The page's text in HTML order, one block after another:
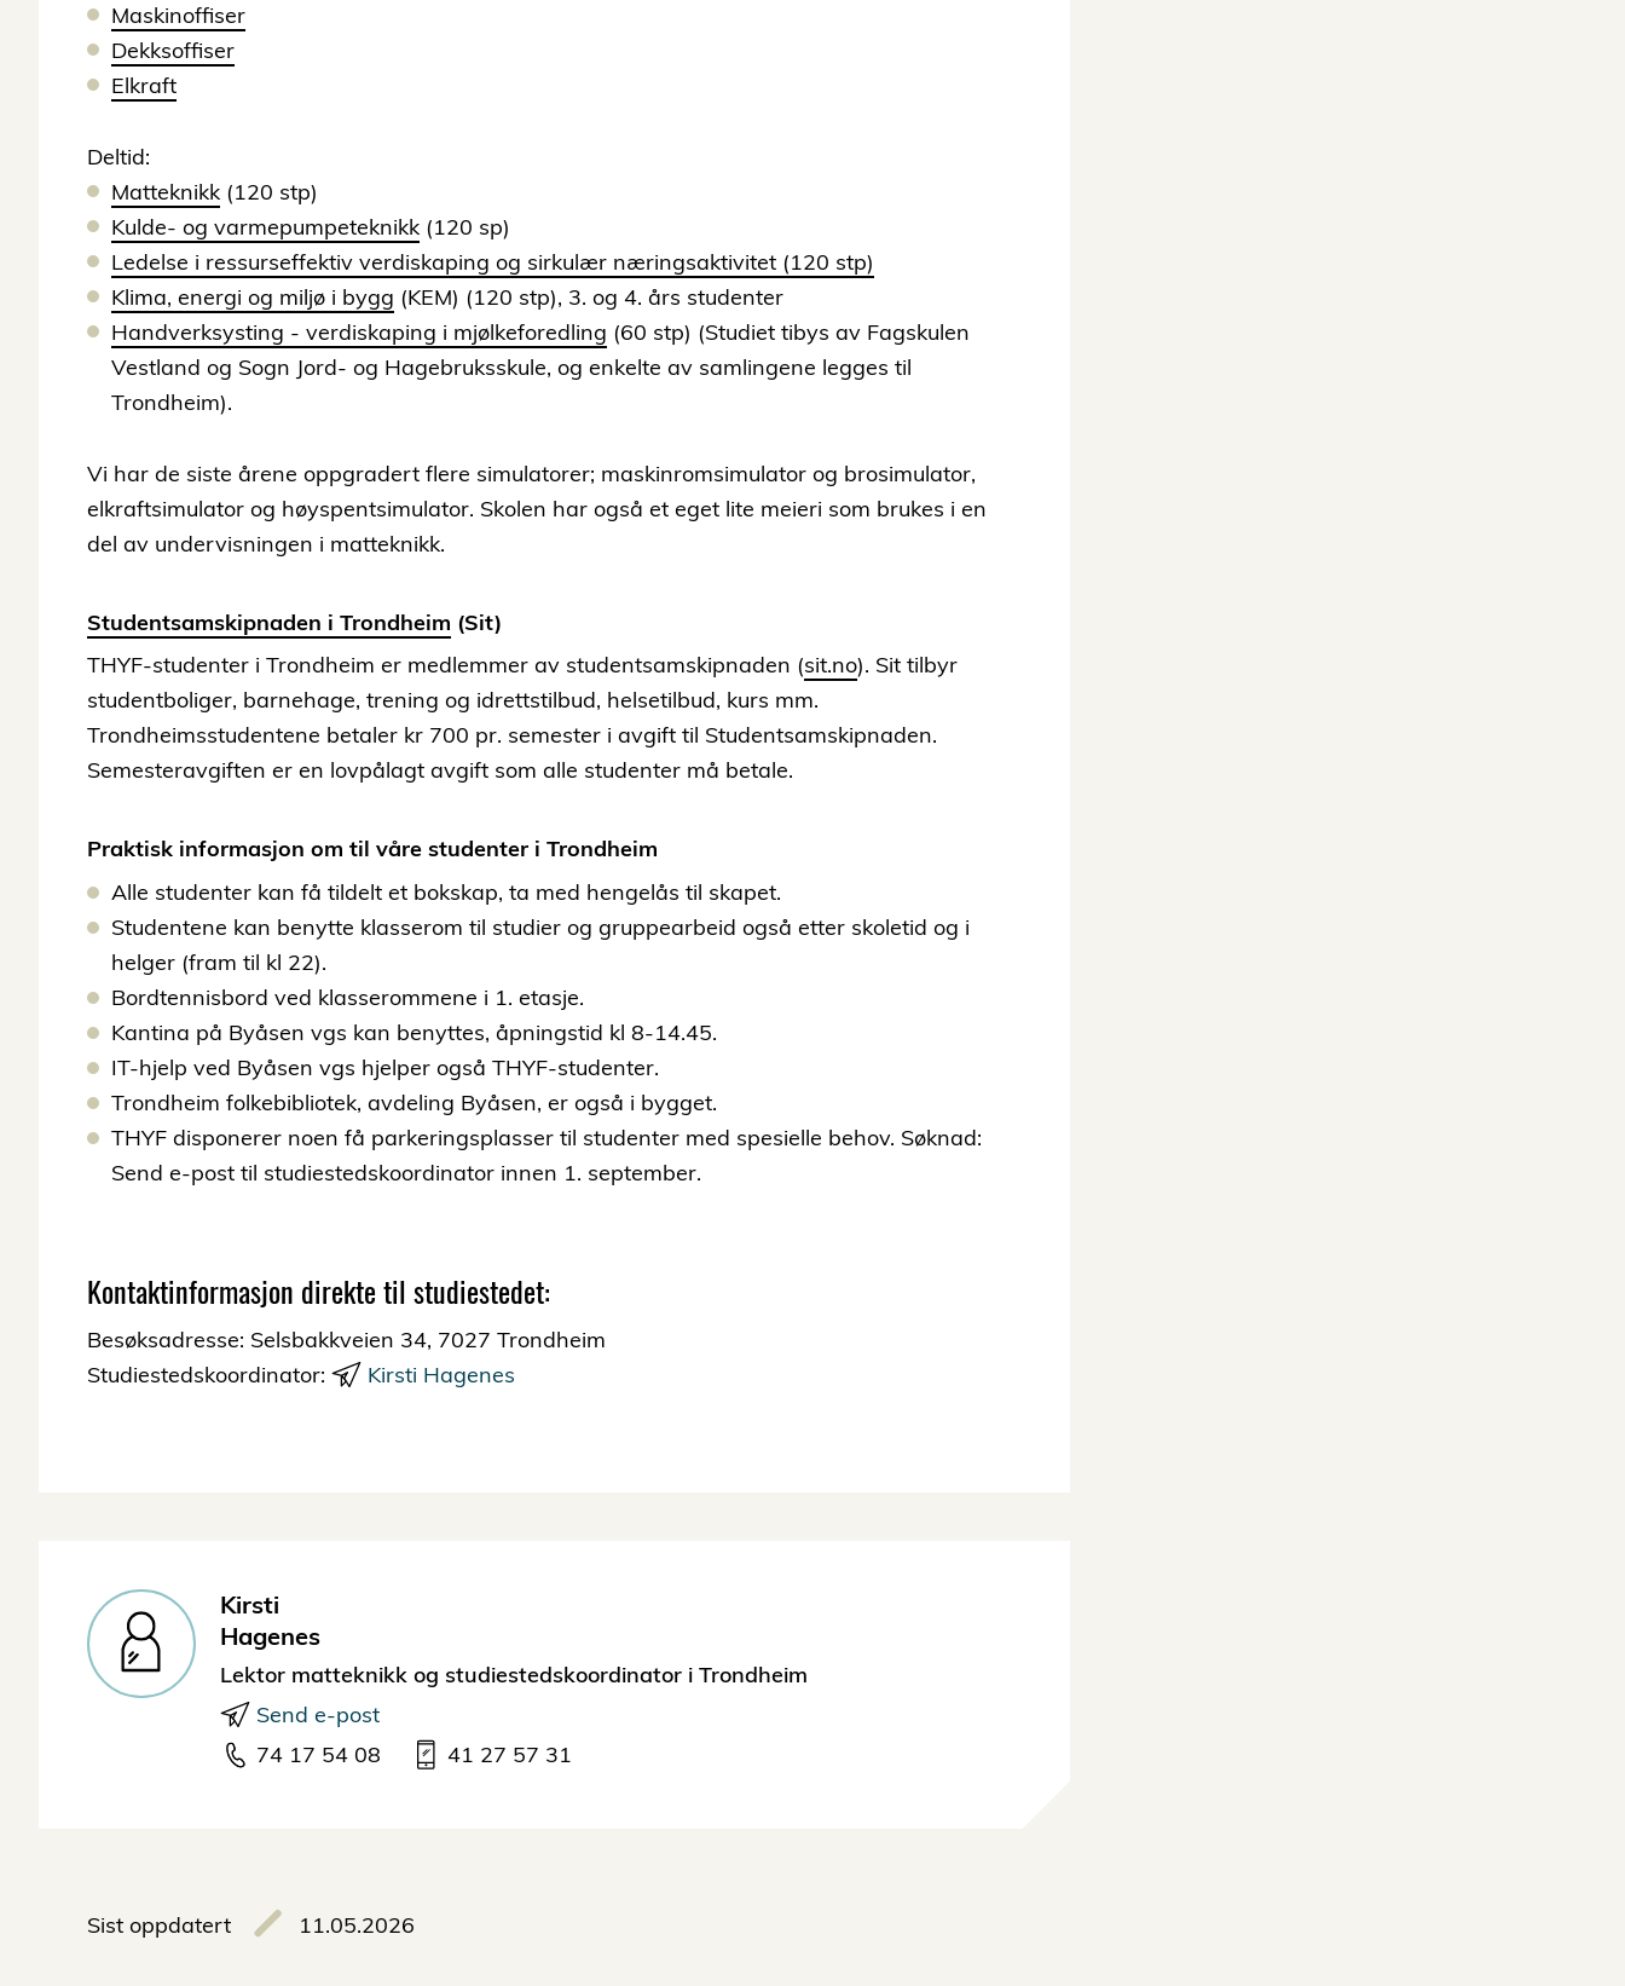
Maskinoffiser
Dekksoffiser
Elkraft
Deltid:
Matteknikk (120 stp)
Kulde- og varmepumpeteknikk (120 sp)
Ledelse i ressurseffektiv verdiskaping og sirkulær næringsaktivitet (120 stp)
Klima, energi og miljø i bygg (KEM) (120 stp), 3. og 4. års studenter
Handverksysting - verdiskaping i mjølkeforedling (60 stp) (Studiet tibys av Fagskulen
Vestland og Sogn Jord- og Hagebruksskule, og enkelte av samlingene legges til
Trondheim).
Vi har de siste årene oppgradert flere simulatorer; maskinromsimulator og brosimulator,
elkraftsimulator og høyspentsimulator. Skolen har også et eget lite meieri som brukes i en
del av undervisningen i matteknikk.
Studentsamskipnaden i Trondheim (Sit)
THYF-studenter i Trondheim er medlemmer av studentsamskipnaden (sit.no). Sit tilbyr
studentboliger, barnehage, trening og idrettstilbud, helsetilbud, kurs mm.
Trondheimsstudentene betaler kr 700 pr. semester i avgift til Studentsamskipnaden.
Semesteravgiften er en lovpålagt avgift som alle studenter må betale.
Praktisk informasjon om til våre studenter i Trondheim
Alle studenter kan få tildelt et bokskap, ta med hengelås til skapet.
Studentene kan benytte klasserom til studier og gruppearbeid også etter skoletid og i
helger (fram til kl 22).
Bordtennisbord ved klasserommene i 1. etasje.
Kantina på Byåsen vgs kan benyttes, åpningstid kl 8-14.45.
IT-hjelp ved Byåsen vgs hjelper også THYF-studenter.
Trondheim folkebibliotek, avdeling Byåsen, er også i bygget.
THYF disponerer noen få parkeringsplasser til studenter med spesielle behov. Søknad:
Send e-post til studiestedskoordinator innen 1. september.
Kontaktinformasjon direkte til studiestedet:
Besøksadresse: Selsbakkveien 34, 7027 Trondheim
Studiestedskoordinator:
Kirsti Hagenes
Kirsti
Hagenes
Lektor matteknikk og studiestedskoordinator i Trondheim
Send e-post
74 17 54 08
41 27 57 31
Sist oppdatert 11.05.2026